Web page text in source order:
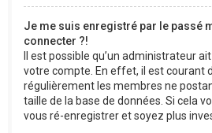
Je me suis enregistré par le passé
connecter ?!
Il est possible qu’un administrateur
votre compte. En effet, il est courant
régulièrement les membres ne
taille de la base de données. Si cela
vous ré-enregistrer et soyez plus